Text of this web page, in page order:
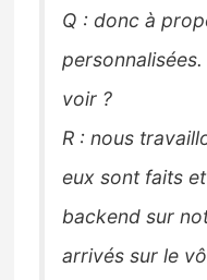
Q : donc à
voir ?
R : nous
eux sont faits
backend sur
arrivés sur le